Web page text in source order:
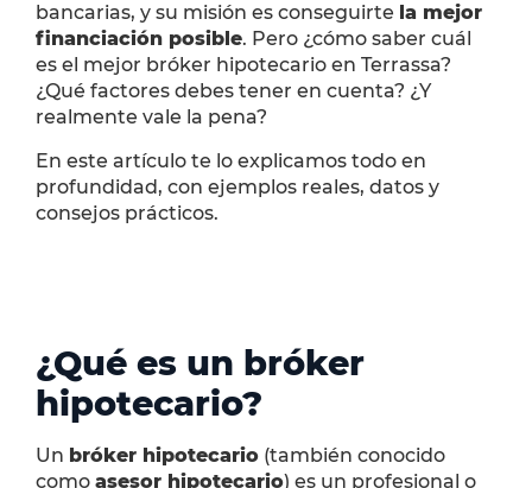
bancarias, y su misión es conseguirte la mejor
financiación posible. Pero ¿cómo saber cuál
es el mejor bróker hipotecario en Terrassa?
¿Qué factores debes tener en cuenta? ¿Y
realmente vale la pena?
En este artículo te lo explicamos todo en
profundidad, con ejemplos reales, datos y
consejos prácticos.
¿Qué es un bróker
hipotecario?
Un bróker hipotecario (también conocido
como asesor hipotecario) es un profesional o